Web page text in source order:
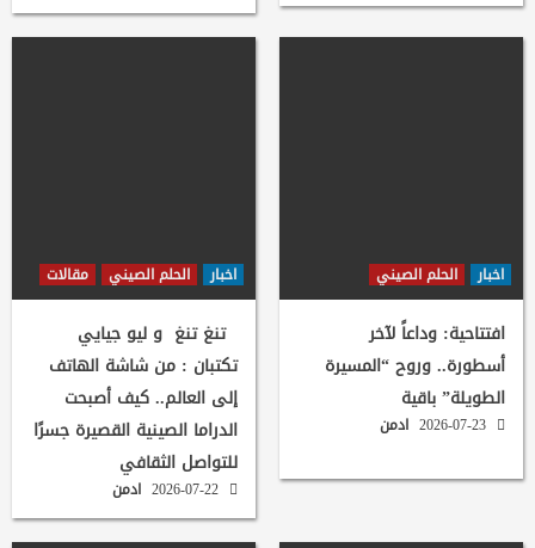
اخبار الحلم الصيني
افتتاحية: وداعاً لآخر
أسطورة.. وروح “المسيرة
الطويلة” باقية
ادمن
اخبار الحلم الصيني مقالات
تنغ تنغ و ليو جيايي
تكتبان : من شاشة الهاتف
إلى العالم.. كيف أصبحت
الدراما الصينية القصيرة جسرًا
للتواصل الثقافي
ادمن